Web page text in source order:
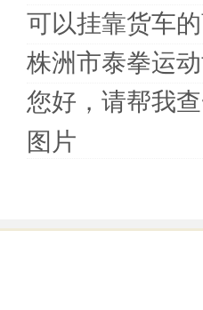
可以挂靠货车
株洲市泰拳运
您好，请帮我
图片